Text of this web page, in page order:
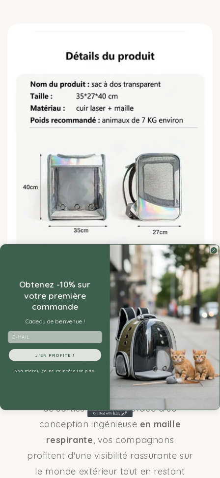
Un portage pratique pour les
trajets courts
Lesac de transport à double
compartiment
redéfinit vos
déplacements quotidiens, qu'il
s'agisse de rendez-vous chez le
de sorties urbaines. Grâce à sa
conception ingénieuse en maille
respirante, vos compagnons
profitent d'une visibilité rassurante sur
le monde extérieur tout en restant
Obtenez -10% sur
votre première
commande
Cadeau de bienvenue !
Email
J'EN PROFITE !
Non merci, ça ne m'intéresse pas.